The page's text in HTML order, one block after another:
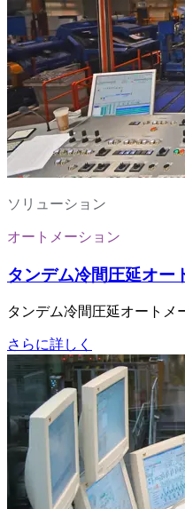
ソリューション
オートメーション
タンデム冷間圧延オー
タンデム冷間圧延オート
さらに詳しく